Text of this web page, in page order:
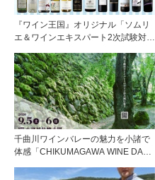
『ワイン王国』オリジナル「ソムリ
エ＆ワインエキスパート2次試験対策
千曲川ワインバレーの魅力を小諸で
体感「CHIKUMAGAWA WINE DAYS